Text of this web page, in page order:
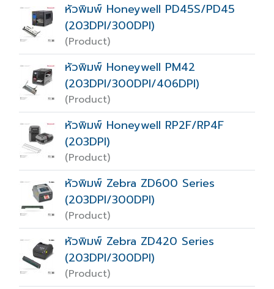
หัวพิมพ์ Honeywell PD45S/PD45
(203DPI/300DPI)
(Product)
หัวพิมพ์ Honeywell PM42
(203DPI/300DPI/406DPI)
(Product)
หัวพิมพ์ Honeywell RP2F/RP4F
(203DPI)
(Product)
หัวพิมพ์ Zebra ZD600 Series
(203DPI/300DPI)
(Product)
หัวพิมพ์ Zebra ZD420 Series
(203DPI/300DPI)
(Product)